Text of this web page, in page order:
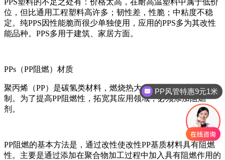
位，但比通用工程塑料高许多；韧性差，性脆；中粘度不稳
定。纯PPS因性能脆而很少单独使用，应用的PPS多为其改性
能品种。PPS多用于建筑、家居方面。
PPs（PP阻燃）材质
聚丙烯（PP）是碳氢类材料，燃烧热大，使其应用受到限
制。为了提高PP阻燃性，拓宽其应用领域，必须添加阻燃
剂。
PP阻燃的基本方法是，通过改性使改性PP基质材料具有阻燃
性。主要是通过添加在聚合物加工过程中加入具有阻燃作用的
PP风管特惠9元1米